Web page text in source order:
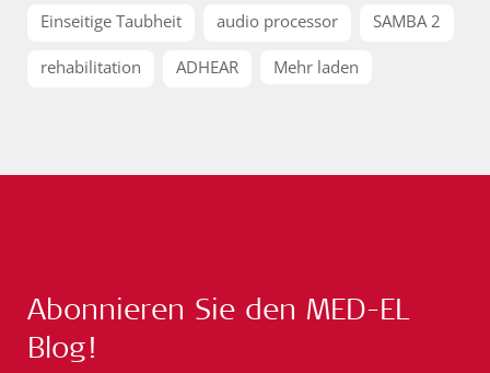
Einseitige Taubheit audio processor SAMBA 2
rehabilitation ADHEAR Mehr laden
Abonnieren Sie den MED-EL
Blog!